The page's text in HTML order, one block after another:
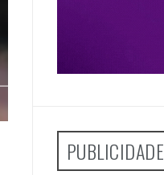
PUBLICIDADE